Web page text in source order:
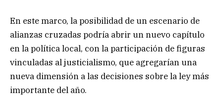
En este marco, la posibilidad de un escenario de
alianzas cruzadas podría abrir un nuevo capítulo
en la política local, con la participación de figuras
vinculadas al justicialismo, que agregarían una
nueva dimensión a las decisiones sobre la ley más
importante del año.